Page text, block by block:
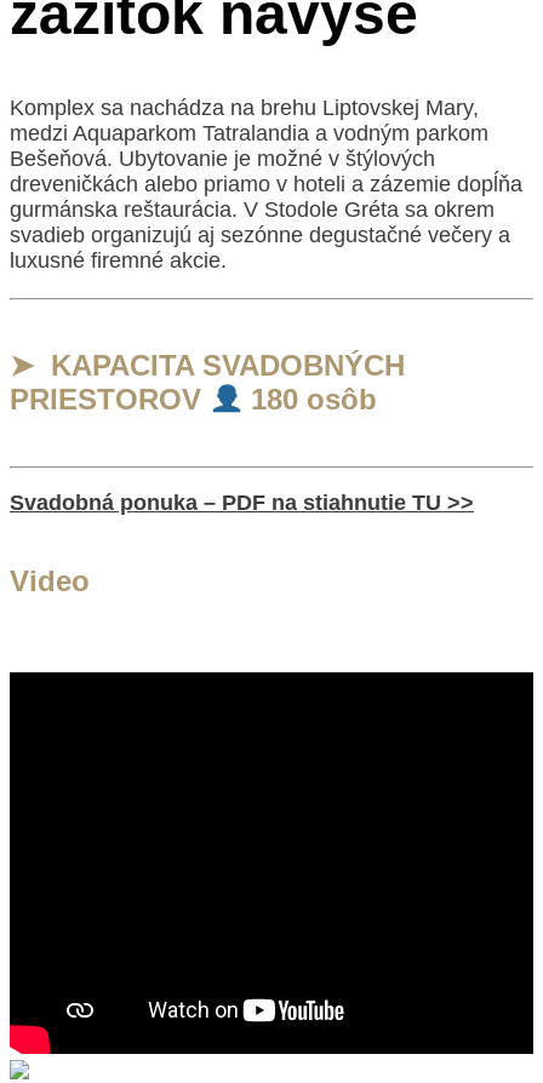
zážitok navyše
Komplex sa nachádza na brehu Liptovskej Mary,
medzi Aquaparkom Tatralandia a vodným parkom
Bešeňová. Ubytovanie je možné v štýlových
dreveničkách alebo priamo v hoteli a zázemie dopĺňa
gurmánska reštaurácia. V Stodole Gréta sa okrem
svadieb organizujú aj sezónne degustačné večery a
luxusné firemné akcie.
➤ KAPACITA SVADOBNÝCH
PRIESTOROV
180 osôb
Svadobná ponuka – PDF na stiahnutie TU >>
Video